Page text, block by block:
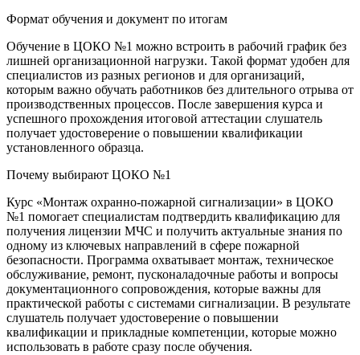
Формат обучения и документ по итогам
Обучение в ЦОКО №1 можно встроить в рабочий график без
лишней организационной нагрузки. Такой формат удобен для
специалистов из разных регионов и для организаций,
которым важно обучать работников без длительного отрыва от
производственных процессов. После завершения курса и
успешного прохождения итоговой аттестации слушатель
получает удостоверение о повышении квалификации
установленного образца.
Почему выбирают ЦОКО №1
Курс «Монтаж охранно-пожарной сигнализации» в ЦОКО
№1 помогает специалистам подтвердить квалификацию для
получения лицензии МЧС и получить актуальные знания по
одному из ключевых направлений в сфере пожарной
безопасности. Программа охватывает монтаж, техническое
обслуживание, ремонт, пусконаладочные работы и вопросы
документационного сопровождения, которые важны для
практической работы с системами сигнализации. В результате
слушатель получает удостоверение о повышении
квалификации и прикладные компетенции, которые можно
использовать в работе сразу после обучения.